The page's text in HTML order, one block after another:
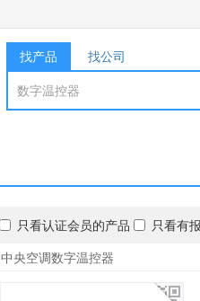
找产品 找公司
只看认证会员的产品
只看有
中央空调数字温控器